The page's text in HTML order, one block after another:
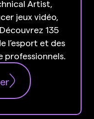
Artist,
jeux vidéo,
135
l’esport et des
professionnels.